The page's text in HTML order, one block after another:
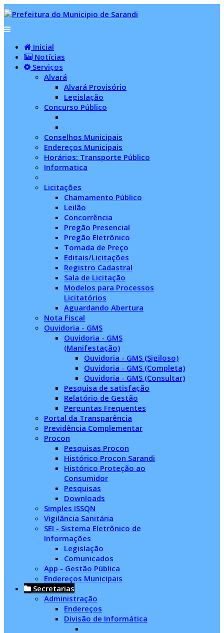
Inicial
Notícias
Serviços
Alvará
Alvará Provisório
Legislação
Concurso Público
Conselhos Municipais
Endereços Municipais
Horários: Transporte Público
Informatica
Licitações
Chamamento Público
Leilão
Concorrência
Pregão Presencial
Pregão Eletrônico
Tomada de Preço
Editais/Licitações
Registro Cadastral
Sala de Licitação
Modelos para Processos
Licitatórios
Aguardando Abertura
Nota Fiscal
Ouvidoria - GMS
Ouvidoria - GMS
(Manifestação)
Ouvidoria - GMS (Sigiloso)
Ouvidoria - GMS (Completa)
Ouvidoria - GMS (Consultar)
Pesquisa de satisfação
Relatório de Gestão
Perguntas Frequentes
Portal da Transparência
Previdência Complementar
Procon
Pesquisas Procon
Histórico Procon Sarandi
Histórico Proteção ao
Consumidor
Pesquisas
Downloads
Simples ISSQN
Vigilância Sanitária
SEI - Sistema Eletrônico de
Informações
Legislação
Comunicados
App - Gestão Pública
Endereços Municipais
Secretarias
Administração
Endereços
Divisão de Informática